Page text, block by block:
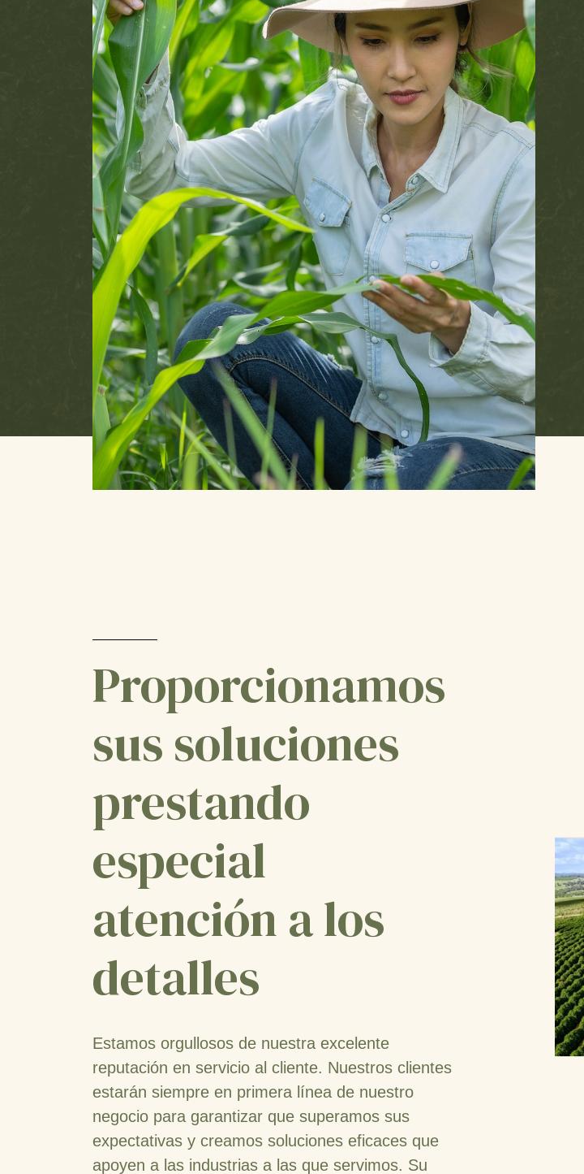
Proporcionamos
sus soluciones
prestando
especial
atención a los
detalles
Estamos orgullosos de nuestra excelente
reputación en servicio al cliente. Nuestros clientes
estarán siempre en primera línea de nuestro
negocio para garantizar que superamos sus
expectativas y creamos soluciones eficaces que
apoyen a las industrias a las que servimos. Su